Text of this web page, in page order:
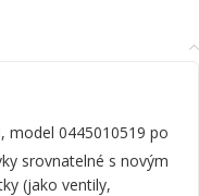
model 0445010519 po
srovnatelné s novým
(jako ventily,